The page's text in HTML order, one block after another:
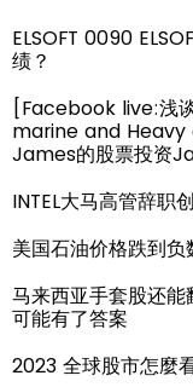
ELSOFT 0090
绩？
[Facebook live:浅
marine and
James的股票投资
INTEL大马高管辞
美国石油价格跌到负
马来西亚手套股还能
可能有了答案
2023 全球股市怎麼